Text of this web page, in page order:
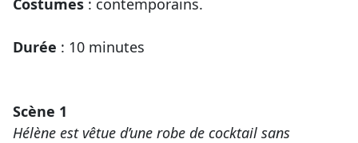
Durée : 10 minutes
Scène 1
Hélène est vêtue d’une robe de cocktail sans